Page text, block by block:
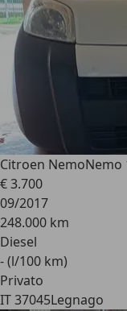
Citroen NemoNemo
€ 3.700
09/2017
248.000 km
Diesel
- (l/100 km)
Privato
IT 37045Legnago